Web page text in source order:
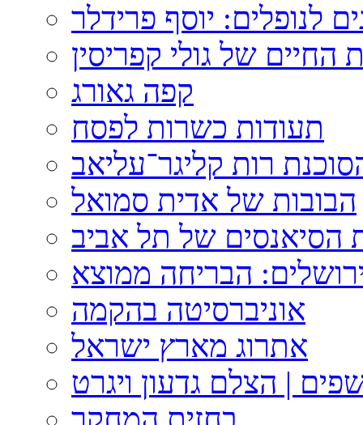
לנופלים: יוסף פרידלר
החיים של גולי קפריסין
קפה גאורג
תעודות כשרות לפסח
רות קליגר־עליאב
הבובות של אדית סמואל
של תל אביב
הבריחה ממוצא
אוניברסיטה בהקמה
אתרוג מארץ ישראל
| הצלם גדעון ויגרט